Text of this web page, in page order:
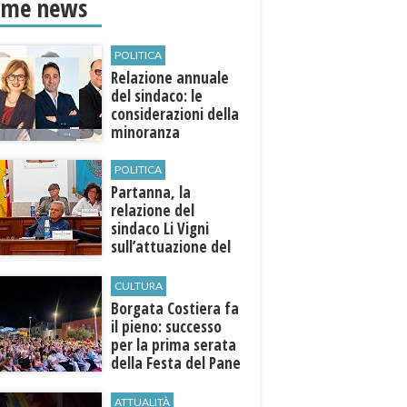
news
POLITICA
Relazione annuale
del sindaco: le
considerazioni della
minoranza
POLITICA
​Partanna, la
relazione del
sindaco Li Vigni
sull’attuazione del
CULTURA
​Borgata Costiera fa
il pieno: successo
per la prima serata
della Festa del Pane
ATTUALITÀ